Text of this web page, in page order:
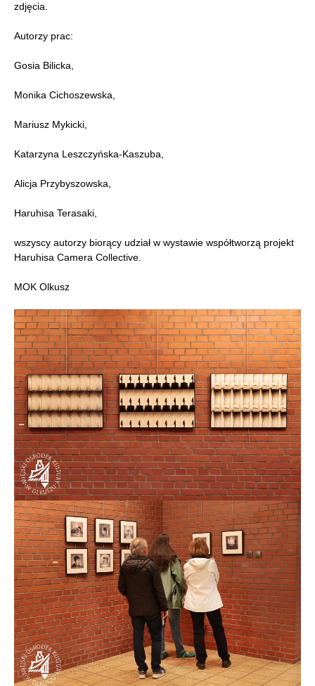
zdjęcia.
Autorzy prac:
Gosia Bilicka,
Monika Cichoszewska,
Mariusz Mykicki,
Katarzyna Leszczyńska-Kaszuba,
Alicja Przybyszowska,
Haruhisa Terasaki,
wszyscy autorzy biorący udział w wystawie współtworzą projekt
Haruhisa Camera Collective.
MOK Olkusz